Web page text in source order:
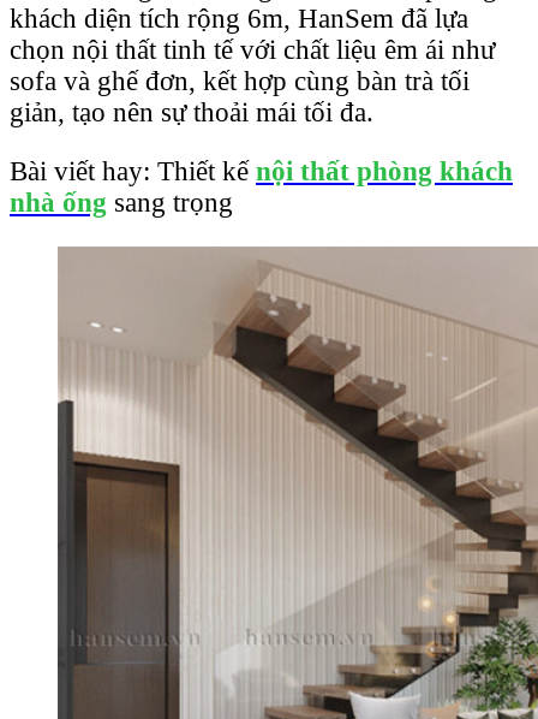
khách diện tích rộng 6m, HanSem đã lựa
chọn nội thất tinh tế với chất liệu êm ái như
sofa và ghế đơn, kết hợp cùng bàn trà tối
giản, tạo nên sự thoải mái tối đa.
Bài viết hay: Thiết kế nội thất phòng khách
nhà ống sang trọng